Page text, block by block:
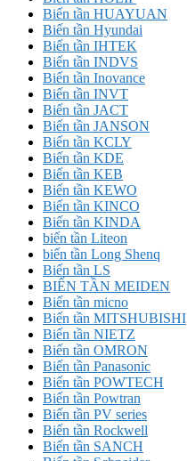
Biến tần HUAYUAN
Biến tần Hyundai
Biến tần IHTEK
Biến tần INDVS
Biến tần Inovance
Biến tần INVT
Biến tần JACT
Biến tần JANSON
Biến tần KCLY
Biến tần KDE
Biến tần KEB
Biến tần KEWO
Biến tần KINCO
Biến tần KINDA
biến tần Liteon
biến tần Long Shenq
Biến tần LS
BIẾN TẦN MEIDEN
Biến tần micno
Biến tần MITSHUBISHI
Biến tần NIETZ
Biến tần OMRON
Biến tần Panasonic
Biến tần POWTECH
Biến tần Powtran
Biến tần PV series
Biến tần Rockwell
Biến tần SANCH